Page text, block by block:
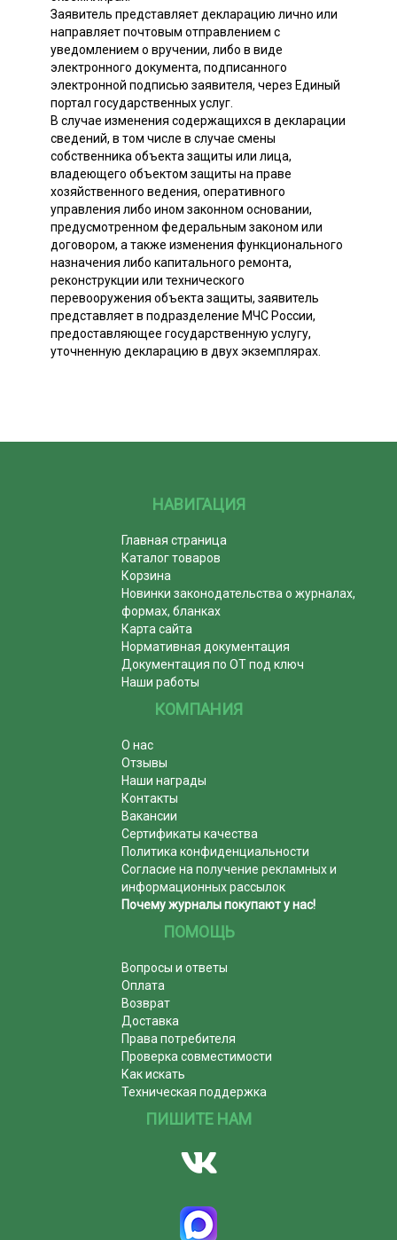
Заявитель представляет декларацию лично или
направляет почтовым отправлением с
уведомлением о вручении, либо в виде
электронного документа, подписанного
электронной подписью заявителя, через Единый
портал государственных услуг.
В случае изменения содержащихся в декларации
сведений, в том числе в случае смены
собственника объекта защиты или лица,
владеющего объектом защиты на праве
хозяйственного ведения, оперативного
управления либо ином законном основании,
предусмотренном федеральным законом или
договором, а также изменения функционального
назначения либо капитального ремонта,
реконструкции или технического
перевооружения объекта защиты, заявитель
представляет в подразделение МЧС России,
предоставляющее государственную услугу,
уточненную декларацию в двух экземплярах.
НАВИГАЦИЯ
Главная страница
Каталог товаров
Корзина
Новинки законодательства о журналах,
формах, бланках
Карта сайта
Нормативная документация
Документация по ОТ под ключ
Наши работы
КОМПАНИЯ
О нас
Отзывы
Наши награды
Контакты
Вакансии
Сертификаты качества
Политика конфиденциальности
Согласие на получение рекламных и
информационных рассылок
Почему журналы покупают у нас!
ПОМОЩЬ
Вопросы и ответы
Оплата
Возврат
Доставка
Права потребителя
Проверка совместимости
Как искать
Техническая поддержка
ПИШИТЕ НАМ